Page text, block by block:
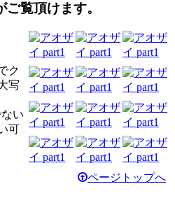
覧頂けます。
ク
写
い
可
ページトップへ